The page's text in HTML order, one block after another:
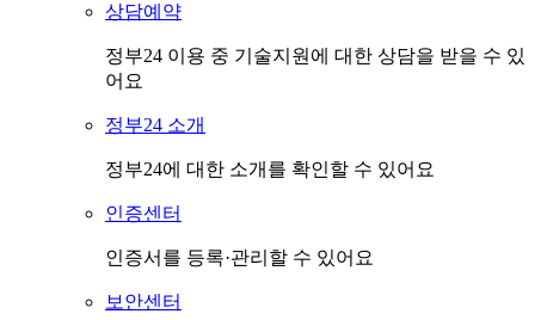
상담예약
정부24 이용 중 기술지원에 대한 상담을 받을 수 있
어요
정부24 소개
정부24에 대한 소개를 확인할 수 있어요
인증센터
인증서를 등록·관리할 수 있어요
보안센터